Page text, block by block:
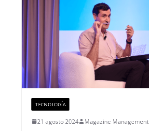
TECNOLOGÍA
21 agosto 2024 Magazine Management